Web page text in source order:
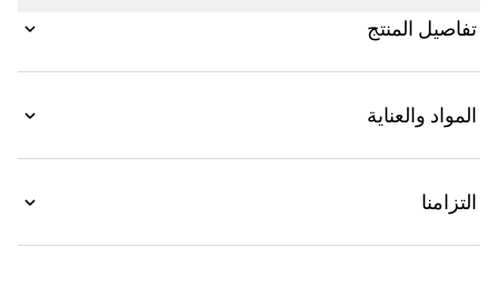
تفاصيل المنتج
المواد والعناية
التزامنا